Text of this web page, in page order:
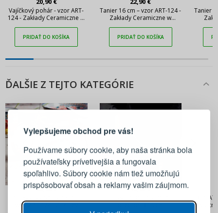
Vylepšujeme obchod pre vás!
Používame súbory cookie, aby naša stránka bola
používateľsky prívetivejšia a fungovala
spoľahlivo. Súbory cookie nám tiež umožňujú
prispôsobovať obsah a reklamy vašim záujmom.
Vajíčkový pohár - vzor ART-
124 - Zakłady Ceramiczne w
PRIDAŤ DO KOŠÍKA
Tanier 16 cm – vzor ART-124 -
Zakłady Ceramiczne w
PRIDAŤ DO KOŠÍKA
Tanier
ĎALŠIE Z TEJTO KATEGÓRIE
63,90 €
vzor ART-124 - Zakłady
46,90 €
Collection 37,5 cm -
28,5
PRIHLÁSENIE REGISTRÁCIA
Prihláste sa k svojmu účtu